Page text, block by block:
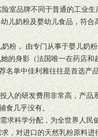
室品牌不同于普通的工业生
儿奶粉及婴幼儿食品，符合
粉， 由专门从事于婴儿奶
的身影（法国唯一在药店和
名单中佳利雅往往是首选产
入的研发费用非常高，产品
食几乎没有。
求科学分配，为全世界人民
，对进口的天然乳粉原料进